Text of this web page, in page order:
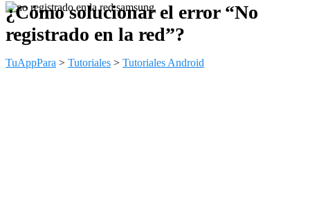
¿Cómo solucionar el error “No
registrado en la red”?
TuAppPara > Tutoriales > Tutoriales Android